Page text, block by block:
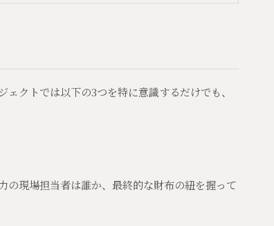
クトでは以下の3つを特に意識するだけでも、
の現場担当者は誰か、最終的な財布の紐を握って